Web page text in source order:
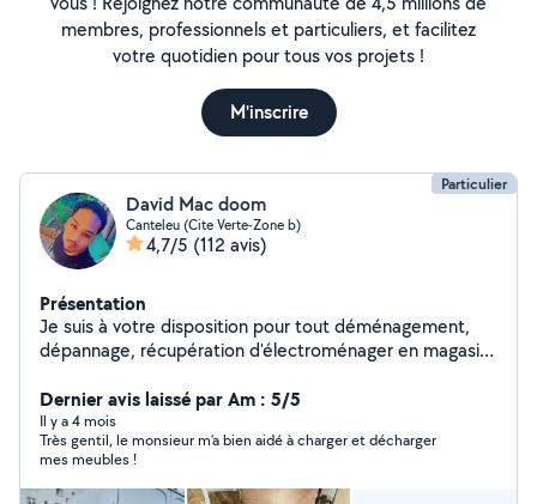
membres, professionnels et particuliers, et facilitez
votre quotidien pour tous vos projets !
M'inscrire
Particulier
David Mac doom
Canteleu (Cite Verte-Zone b)
4,7/5 (112 avis)
Présentation
Je suis à votre disposition pour tout déménagement,
dépannage, récupération d'électroménager en magasin
encombrants si besoin. Pour plus d'informations hésitez
Dernier avis laissé par Am : 5/5
Il y a 4 mois
Très gentil, le monsieur m’a bien aidé à charger et décharger
mes meubles !